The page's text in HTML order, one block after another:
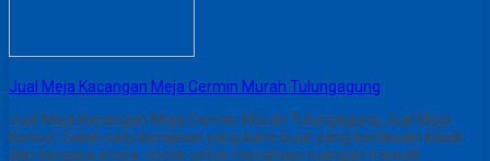
Jual Meja Kacangan Meja Cermin Murah Tulungagung
Jual Meja Kacangan Meja Cermin Murah Tulungagung Jual Meja
Konsul- Salah satu kerajinan yang kami buat yang berdesain klasik
dan bergaya eropa. cocok untuk menghiasi ruangan mewah